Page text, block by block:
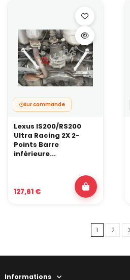
Sur commande
Lexus IS200/RS200
Ultra Racing 2X 2-
Points Barre
inférieure...
127,61 €
1 2
Informations